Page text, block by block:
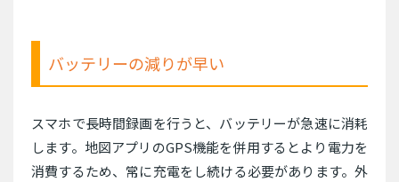
バッテリーの減りが早い
スマホで長時間録画を行うと、バッテリーが急速に消耗
します。地図アプリのGPS機能を併用するとより電力を
消費するため、常に充電をし続ける必要があります。外